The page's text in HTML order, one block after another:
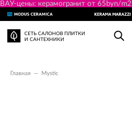
ВАУ-цены: керамогранит от 65byn/
СЕТЬ САЛОНОВ ПЛИТКИ
И САНТЕХНИКИ
Главная — Mystic